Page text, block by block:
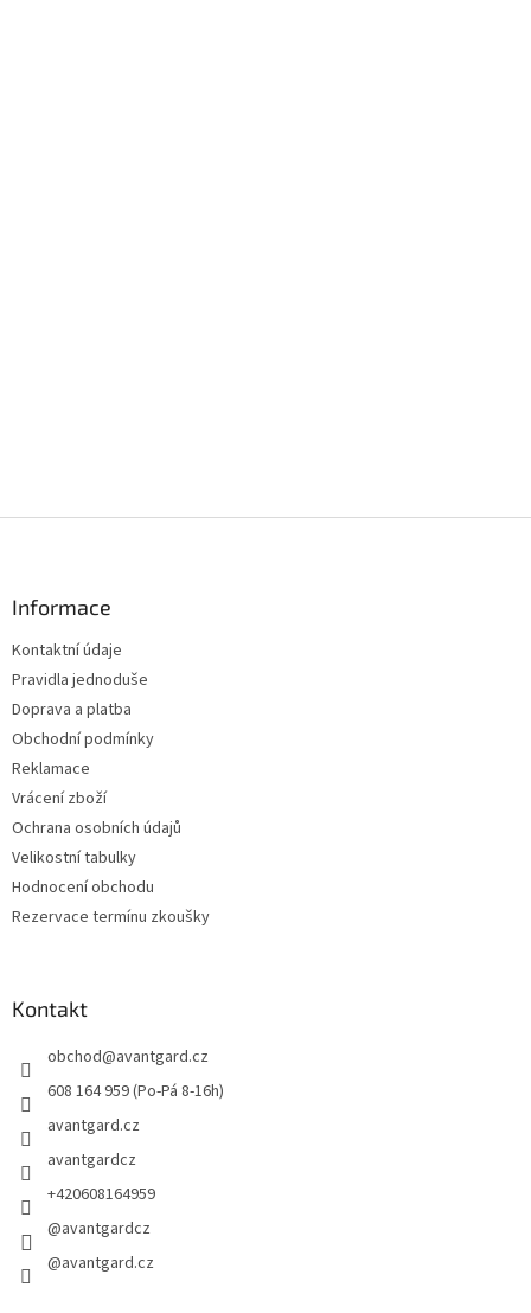
Informace
Kontaktní údaje
Pravidla jednoduše
Doprava a platba
Obchodní podmínky
Reklamace
Vrácení zboží
Ochrana osobních údajů
Velikostní tabulky
Hodnocení obchodu
Rezervace termínu zkoušky
Kontakt
obchod@avantgard.cz
608 164 959 (Po-Pá 8-16h)
avantgard.cz
avantgardcz
+420608164959
@avantgardcz
@avantgard.cz